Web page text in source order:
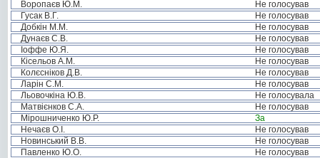
Воропаєв Ю.М.
Не голосував
Гусак В.Г.
Не голосував
Добкін М.М.
Не голосував
Дунаєв С.В.
Не голосував
Іоффе Ю.Я.
Не голосував
Кісельов А.М.
Не голосував
Колєсніков Д.В.
Не голосував
Ларін С.М.
Не голосував
Льовочкіна Ю.В.
Не голосувала
Матвієнков С.А.
Не голосував
Мірошниченко Ю.Р.
За
Нечаєв О.І.
Не голосував
Новинський В.В.
Не голосував
Павленко Ю.О.
Не голосував